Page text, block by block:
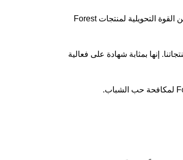
الرؤية صدق ، ونحن نفهم أهمية الدليل البصري. لهذا السبب قمنا بتجميع مجموعة من الصور قبل وبعد من عملائنا الراضين. تتحدث هذه الصور عن مجلدات عن القوة التحويلية لمنتجات Forest
إنها بمثابة شهادة على فعالية